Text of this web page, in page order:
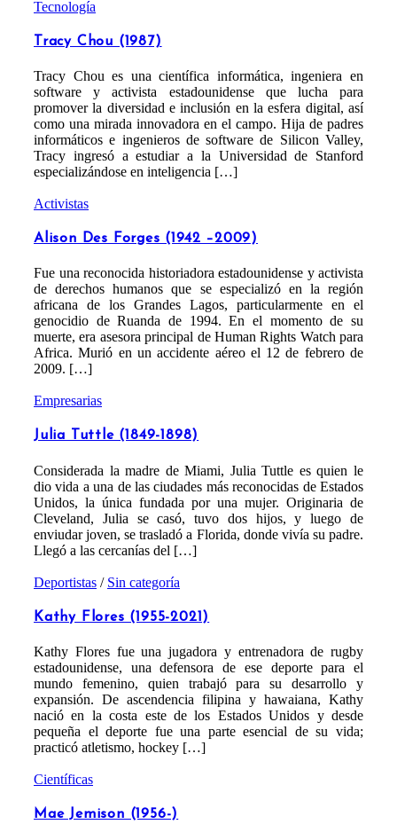
Tecnología
Tracy Chou (1987)
Tracy Chou es una científica informática, ingeniera en
software y activista estadounidense que lucha para
promover la diversidad e inclusión en la esfera digital, así
como una mirada innovadora en el campo. Hija de padres
informáticos e ingenieros de software de Silicon Valley,
Tracy ingresó a estudiar a la Universidad de Stanford
especializándose en inteligencia […]
Activistas
Alison Des Forges (1942 –2009)
Fue una reconocida historiadora estadounidense y activista
de derechos humanos que se especializó en la región
africana de los Grandes Lagos, particularmente en el
genocidio de Ruanda de 1994. En el momento de su
muerte, era asesora principal de Human Rights Watch para
Africa. Murió en un accidente aéreo el 12 de febrero de
2009. […]
Empresarias
Julia Tuttle (1849-1898)
Considerada la madre de Miami, Julia Tuttle es quien le
dio vida a una de las ciudades más reconocidas de Estados
Unidos, la única fundada por una mujer. Originaria de
Cleveland, Julia se casó, tuvo dos hijos, y luego de
enviudar joven, se trasladó a Florida, donde vivía su padre.
Llegó a las cercanías del […]
Deportistas / Sin categoría
Kathy Flores (1955-2021)
Kathy Flores fue una jugadora y entrenadora de rugby
estadounidense, una defensora de ese deporte para el
mundo femenino, quien trabajó para su desarrollo y
expansión. De ascendencia filipina y hawaiana, Kathy
nació en la costa este de los Estados Unidos y desde
pequeña el deporte fue una parte esencial de su vida;
practicó atletismo, hockey […]
Científicas
Mae Jemison (1956-)